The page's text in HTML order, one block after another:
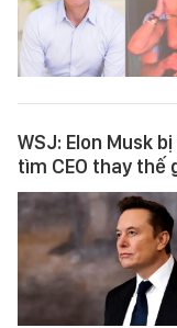
WSJ: Elon Musk
tìm CEO thay thế